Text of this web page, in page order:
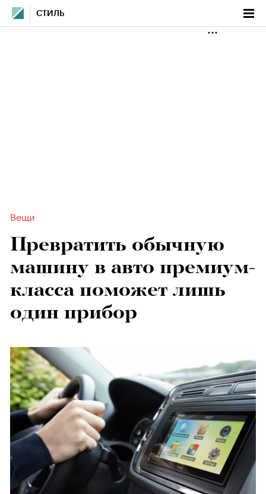
СТИЛЬ
Вещи
Превратить обычную
машину в авто премиум-
класса поможет лишь
один прибор